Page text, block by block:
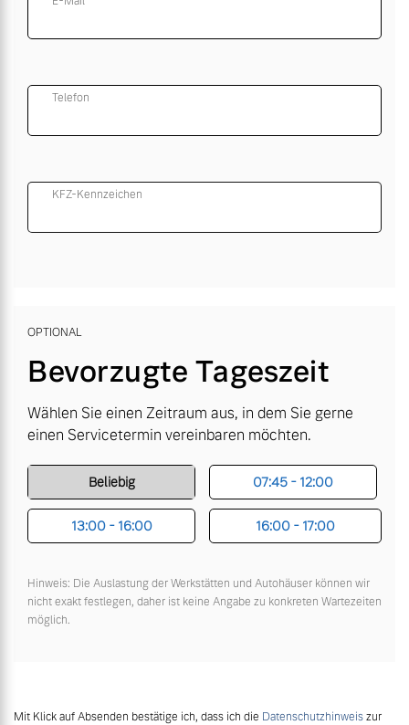
Telefon
KFZ-Kennzeichen
OPTIONAL
Bevorzugte Tageszeit
Wählen Sie einen Zeitraum aus, in dem Sie gerne
einen Servicetermin vereinbaren möchten.
Beliebig 07:45 - 12:00
13:00 - 16:00 16:00 - 17:00
Hinweis: Die Auslastung der Werkstätten und Autohäuser können wir
nicht exakt festlegen, daher ist keine Angabe zu konkreten Wartezeiten
möglich.
Mit Klick auf Absenden bestätige ich, dass ich die Datenschutzhinweiszur